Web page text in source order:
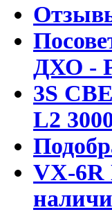
ДХО -
3S
L2
VX-